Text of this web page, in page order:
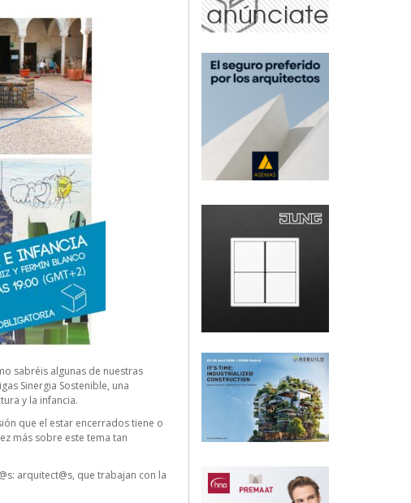
sabréis algunas de nuestras
Sinergia Sostenible, una
y la infancia.
que el estar encerrados tiene o
más sobre este tema tan
arquitect@s, que trabajan con la